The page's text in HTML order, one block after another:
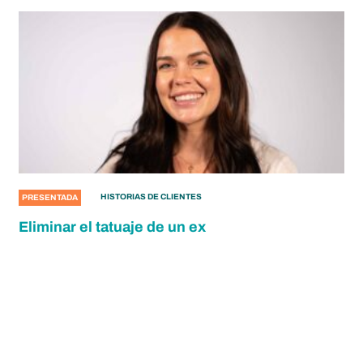
PRESENTADA HISTORIAS DE CLIENTES
Eliminar el tatuaje de un ex